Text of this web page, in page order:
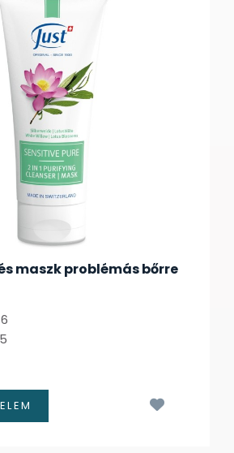
maszk problémás bőrre